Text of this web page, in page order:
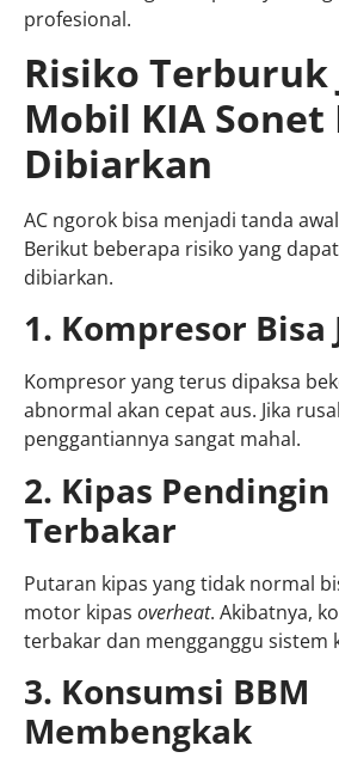
profesional.
Risiko Terburuk
Mobil KIA
Dibiarkan
AC ngorok bisa menjadi tanda
Berikut beberapa risiko yang
dibiarkan.
1. Kompresor Bisa
Kompresor yang terus dipaksa
abnormal akan cepat aus. Jika
penggantiannya sangat mahal.
2. Kipas Pendingin
Terbakar
Putaran kipas yang tidak normal
motor kipas overheat. Akibatnya,
terbakar dan mengganggu sistem
3. Konsumsi BBM
Membengkak